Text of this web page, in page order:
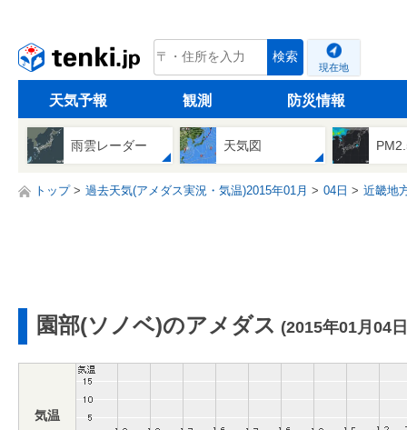
tenki.jp 検索
現在地
天気予報 観測 防災情報
雨雲レーダー 天気図
トップ 過去天気(アメダス実況・気温)2015年01月 04日 近畿地
園部(ソノベ)のアメダス (2015年01月04
気温